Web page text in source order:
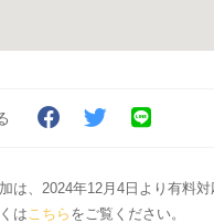
は、2024年12月4日より有料
は こちら をご覧ください。